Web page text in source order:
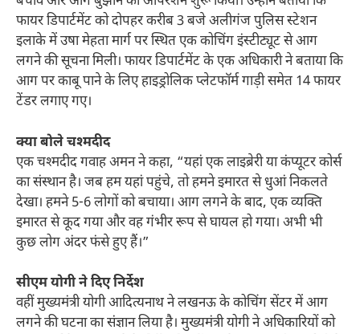
फायर डिपार्टमेंट को दोपहर करीब 3 बजे अलीगंज पुलिस स्टेशन
इलाके में उषा मेहता मार्ग पर स्थित एक कोचिंग इंस्टीट्यूट से आग
लगने की सूचना मिली। फायर डिपार्टमेंट के एक अधिकारी ने बताया कि
आग पर काबू पाने के लिए हाइड्रोलिक प्लेटफॉर्म गाड़ी समेत 14 फायर
टेंडर लगाए गए।
क्या बोले चश्मदीद
एक चश्मदीद गवाह अमन ने कहा, “यहां एक लाइब्रेरी या कंप्यूटर कोर्स
का संस्थान है। जब हम यहां पहुंचे, तो हमने इमारत से धुआं निकलते
देखा। हमने 5-6 लोगों को बचाया। आग लगने के बाद, एक व्यक्ति
इमारत से कूद गया और वह गंभीर रूप से घायल हो गया। अभी भी
कुछ लोग अंदर फंसे हुए हैं।”
सीएम योगी ने दिए निर्देश
वहीं मुख्यमंत्री योगी आदित्यनाथ ने लखनऊ के कोचिंग सेंटर में आग
लगने की घटना का संज्ञान लिया है। मुख्यमंत्री योगी ने अधिकारियों को